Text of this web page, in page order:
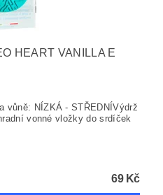
HEART VANILLA E
vůně: NÍZKÁ - STŘEDNÍVýdrž
vonné vložky do srdíček
69 Kč